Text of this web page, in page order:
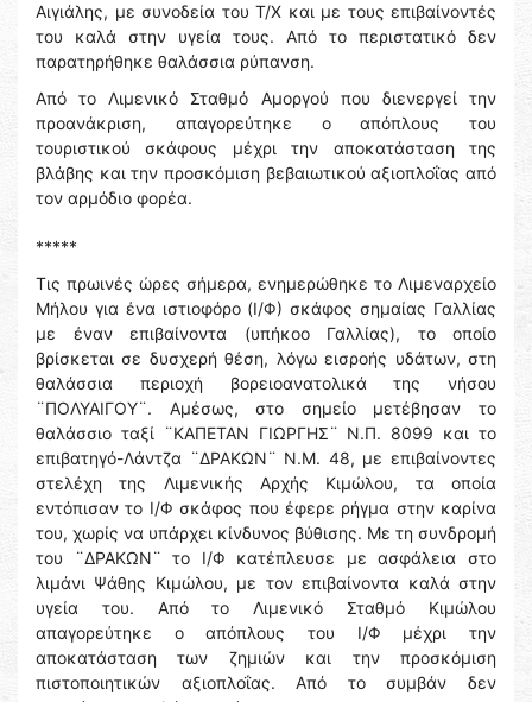
Αιγιάλης, με συνοδεία του Τ/Χ και με τους επιβαίνοντές
του καλά στην υγεία τους. Από το περιστατικό δεν
παρατηρήθηκε θαλάσσια ρύπανση.
Από το Λιμενικό Σταθμό Αμοργού που διενεργεί την
προανάκριση, απαγορεύτηκε ο απόπλους του
τουριστικού σκάφους μέχρι την αποκατάσταση της
βλάβης και την προσκόμιση βεβαιωτικού αξιοπλοΐας από
τον αρμόδιο φορέα.
*****
Τις πρωινές ώρες σήμερα, ενημερώθηκε το Λιμεναρχείο
Μήλου για ένα ιστιοφόρο (Ι/Φ) σκάφος σημαίας Γαλλίας
με έναν επιβαίνοντα (υπήκοο Γαλλίας), το οποίο
βρίσκεται σε δυσχερή θέση, λόγω εισροής υδάτων, στη
θαλάσσια περιοχή βορειοανατολικά της νήσου
¨ΠΟΛΥΑΙΓΟΥ¨. Αμέσως, στο σημείο μετέβησαν το
θαλάσσιο ταξί ¨ΚΑΠΕΤΑΝ ΓΙΩΡΓΗΣ¨ Ν.Π. 8099 και το
επιβατηγό-Λάντζα ¨ΔΡΑΚΩΝ¨ Ν.Μ. 48, με επιβαίνοντες
στελέχη της Λιμενικής Αρχής Κιμώλου, τα οποία
εντόπισαν το Ι/Φ σκάφος που έφερε ρήγμα στην καρίνα
του, χωρίς να υπάρχει κίνδυνος βύθισης. Με τη συνδρομή
του ¨ΔΡΑΚΩΝ¨ το Ι/Φ κατέπλευσε με ασφάλεια στο
λιμάνι Ψάθης Κιμώλου, με τον επιβαίνοντα καλά στην
υγεία του. Από το Λιμενικό Σταθμό Κιμώλου
απαγορεύτηκε ο απόπλους του Ι/Φ μέχρι την
αποκατάσταση των ζημιών και την προσκόμιση
πιστοποιητικών αξιοπλοΐας. Από το συμβάν δεν